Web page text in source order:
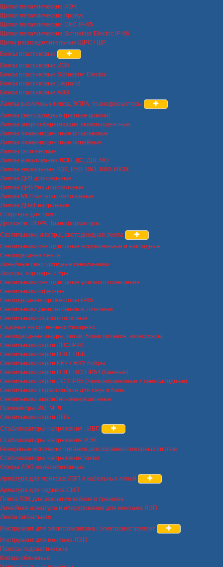
Щитки металлические ИЭК
Щитки металлические Кронус
Щитки металлические DKC IP-65
Щитки металлические Schneider Electric IP-66
Щиты распределительные ЩРС / ЩР
Боксы пластиковые
Боксы пластиковые ИЭК
Боксы пластиковые Schneider Electric
Боксы пластиковые Legrand
Боксы пластиковые ABB
Лампы различных типов, ЭПРА, трансформаторы
Лампы светодиодные (разные цоколи)
Лампы энергосберегающие люминисцентные
Лампы люминисцентные штырьковые
Лампы люминисцентные линейные
Лампы галогеновые
Лампы накаливания ЛОН, ДС, ДШ, МО
Лампы зеркальные R39, R50, R63, R80, ИКЗК
Лампы ДРЛ дроссельные
Лампы ДРВ без дроссельные
Лампы МГЛ металло-галогенные
Лампы ДНаТ натриевые
Стартеры для ламп
Дроссели, ЭПРА, Трансформаторы
Светильники, люстры, светодиодная лента
Светильники светодиодные встраиваемые и накладные
Светодиодная лента
Линейные светодиодные светильники
Люстры, торшеры и бра
Светильники светодиодные уличного освещения
Светильники офисные
Светодиодные прожекторы IP65
Светильники декоративные и точечные
Светильники садово-парковые
Садовые на солнечных батареях
Светодиодные шнуры, сетки, блоки питания, аксессуары
Светильники серии ЛПО IP20
Светильники серии НПО, НББ
Светильники серии РКУ / ЖКУ Кобры
Светильники серии НПП, НСП IP54 (Банные)
Светильники серии ЛСП IP65 (люминисцентные + светодиодные)
Светильники термостойкие для саун и бань
Светильники аварийно-эвакуационные
Прожекторы ИО, МГЛ
Светильники серии ЛПБ
Стабилизаторы напряжения , ИБП
Стабилизаторы напряжения ИЭК
Резервные источники питания для охранно-пожарных систем
Стабилизаторы напряжения Volter
Опоры ЛЭП железобетонные
Арматура для монтажа ЛЭП и кабельных линий
Арматура для подвеса СИП
Плита ПЗК для закрытия кабеля в траншее
Линейная арматура и оборудование для монтажа ЛЭП
Лента сигнальная
Инструмент для электромонтажа / электроинструмент
Инструмент для монтажа ЛЭП
Прессы гидравлические
Клещи обжимные